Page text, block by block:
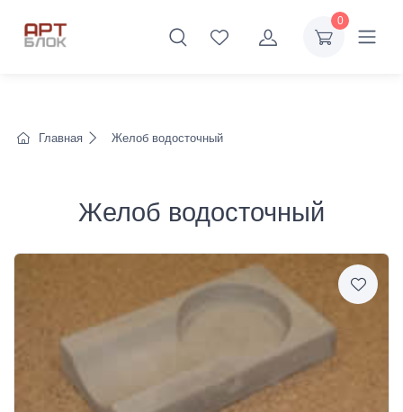
0
Главная Желоб водосточный
Желоб водосточный